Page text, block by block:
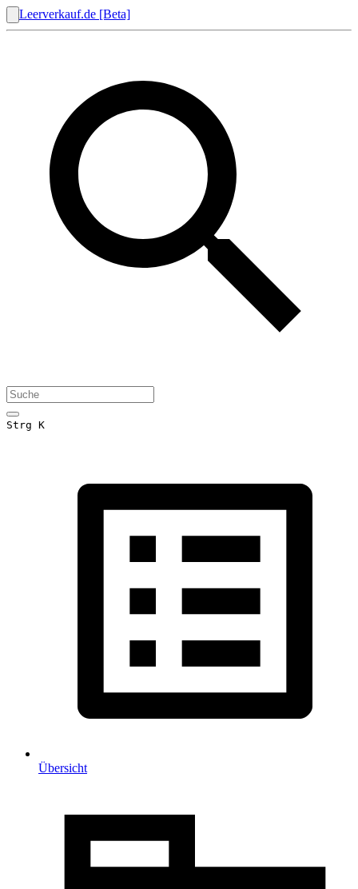
Leerverkauf.de [Beta]
Strg K
Übersicht